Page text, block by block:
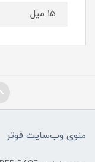
15 میل
منوی وب‌سایت فوتر